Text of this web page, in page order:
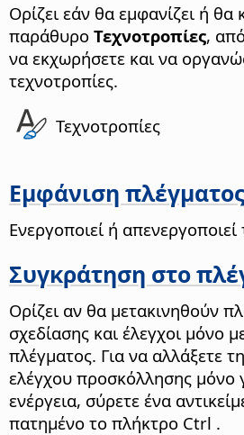
Ορίζει εάν θα εμφανίζει ή θα
παράθυρο Τεχνοτροπίες,
να εκχωρήσετε και να
τεχνοτροπίες.
Τεχνοτροπίες
Εμφάνιση πλέγματος
Ενεργοποιεί ή
Συγκράτηση στο
Ορίζει αν θα μετακινηθούν
σχεδίασης και έλεγχοι μόνο
πλέγματος. Για να αλλάξετε
ελέγχου προσκόλλησης μόνο
ενέργεια, σύρετε ένα
πατημένο το πλήκτρο Ctrl .